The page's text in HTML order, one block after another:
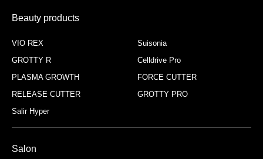
Beauty products
VIO REX
Suisonia
GROTTY R
Celldrive Pro
PLASMA GROWTH
FORCE CUTTER
RELEASE CUTTER
GROTTY PRO
Salir Hyper
Salon